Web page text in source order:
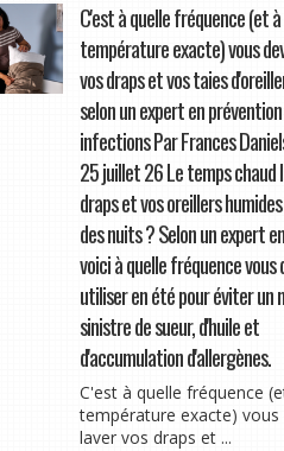
C'est à quelle fréquence (et
température exacte) vous
vos draps et vos taies
selon un expert en
infections Par Frances
25 juillet 26 Le temps chaud
draps et vos oreillers
des nuits ? Selon un expert
voici à quelle fréquence vous
utiliser en été pour éviter un
sinistre de sueur, d'huile et
d'accumulation d'allergènes.
C'est à quelle fréquence
température exacte) vous
laver vos draps et ...